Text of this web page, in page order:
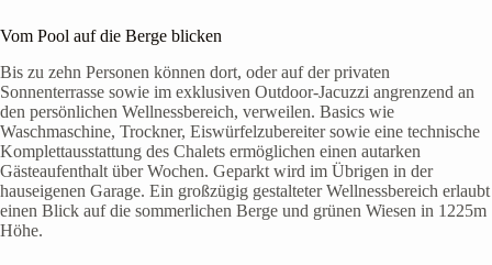
Vom Pool auf die Berge blicken
Bis zu zehn Personen können dort, oder auf der privaten
Sonnenterrasse sowie im exklusiven Outdoor-Jacuzzi angrenzend an
den persönlichen Wellnessbereich, verweilen. Basics wie
Waschmaschine, Trockner, Eiswürfelzubereiter sowie eine technische
Komplettausstattung des Chalets ermöglichen einen autarken
Gästeaufenthalt über Wochen. Geparkt wird im Übrigen in der
hauseigenen Garage. Ein großzügig gestalteter Wellnessbereich erlaubt
einen Blick auf die sommerlichen Berge und grünen Wiesen in 1225m
Höhe.